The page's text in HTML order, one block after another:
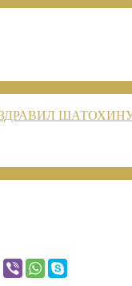
ШАТОХИНУ